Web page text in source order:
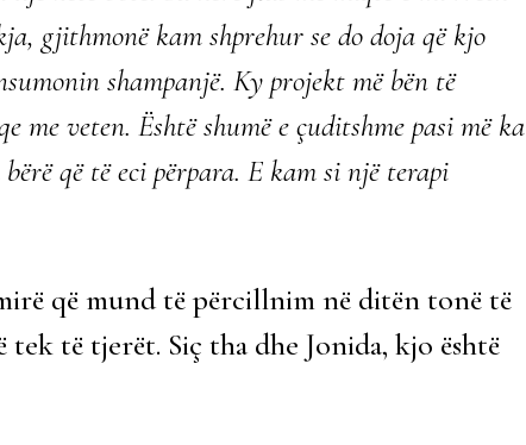
gjithmonë kam shprehur se do doja që kjo
shampanjë. Ky projekt më bën të
me veten. Është shumë e çuditshme pasi më ka
që të eci përpara. E kam si një terapi
që mund të përcillnim në ditën tonë të
të tjerët. Siç tha dhe Jonida, kjo është